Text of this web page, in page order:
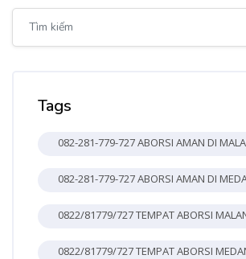
Tags
082-281-779-727 ABORSI AMAN DI
082-281-779-727 ABORSI AMAN DI
0822/81779/727 TEMPAT ABORSI
0822/81779/727 TEMPAT ABORSI